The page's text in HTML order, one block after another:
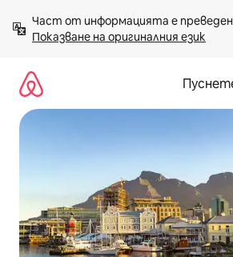
към
съдържанието
Показване на оригиналния език